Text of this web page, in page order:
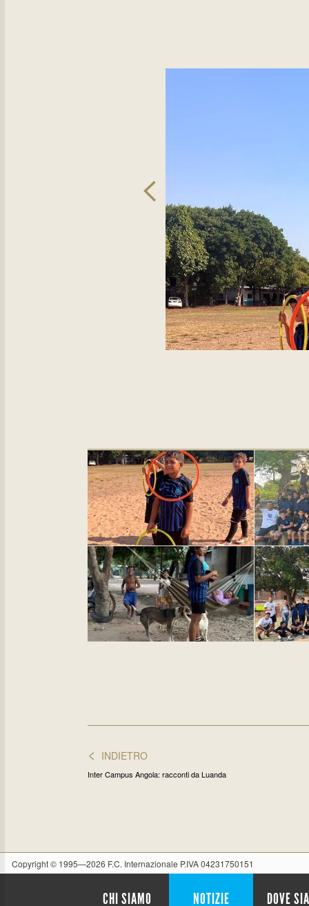
< INDIETRO
Inter Campus Angola: racconti da Luanda
Copyright © 1995—2026 F.C. Internazionale P.IVA 04231750151
CHI SIAMO NOTIZIE DOVE